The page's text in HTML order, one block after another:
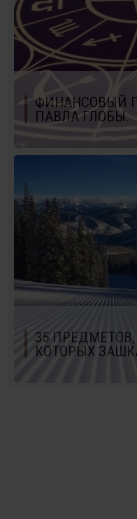
ФИНАНСОВЫЙ
ПАВЛА ГЛОБЫ.
35
КОТОРЫХ